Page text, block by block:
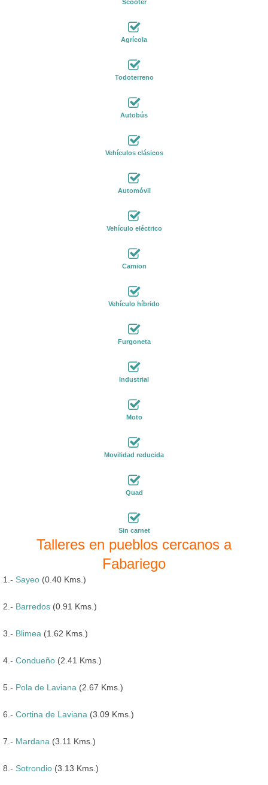
Scooter
Agrícola
Todoterreno
Autobús
Vehículos clásicos
Automóvil
Vehículo eléctrico
Camion
Vehículo híbrido
Furgoneta
Industrial
Moto
Movilidad reducida
Quad
Sin carnet
Talleres en pueblos cercanos a
Fabariego
1.- Sayeo (0.40 Kms.)
2.- Barredos (0.91 Kms.)
3.- Blimea (1.62 Kms.)
4.- Condueño (2.41 Kms.)
5.- Pola de Laviana (2.67 Kms.)
6.- Cortina de Laviana (3.09 Kms.)
7.- Mardana (3.11 Kms.)
8.- Sotrondio (3.13 Kms.)